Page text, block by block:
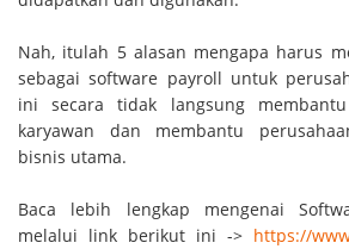
Nah, itulah 5 alasan mengapa harus
sebagai software payroll untuk
ini secara tidak langsung
karyawan dan membantu
bisnis utama.
Baca lebih lengkap mengenai
melalui link berikut ini -> https://